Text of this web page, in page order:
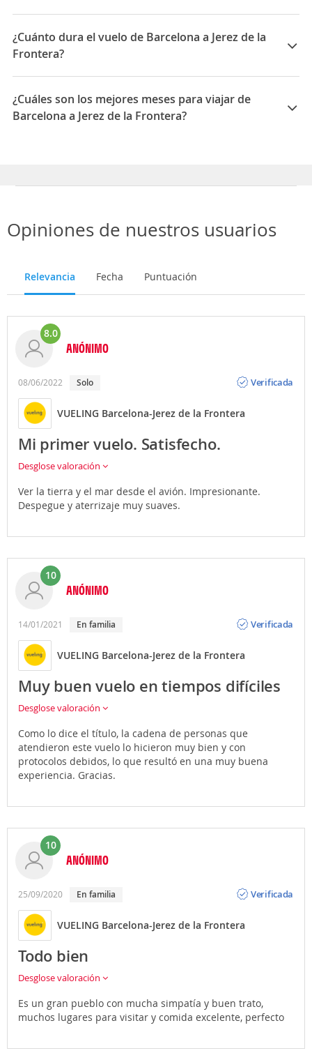
Las compañías que vuelan de Barcelona a Jerez de la
Frontera son: Ryanair, Vueling, Iberia
¿Cuánto dura el vuelo de Barcelona a Jerez de la
Frontera?
La duración media para viajar entre Barcelona y Jerez
de la Frontera es 01:50
¿Cuáles son los mejores meses para viajar de
Barcelona a Jerez de la Frontera?
Opiniones de nuestros usuarios
Relevancia Fecha Puntuación
8.0
ANÓNIMO
08/06/2022 Solo
Verificada
VUELING Barcelona-Jerez de la Frontera
Mi primer vuelo. Satisfecho.
Desglose valoración
Ver la tierra y el mar desde el avión. Impresionante.
Despegue y aterrizaje muy suaves.
10
ANÓNIMO
14/01/2021 En familia
Verificada
VUELING Barcelona-Jerez de la Frontera
Muy buen vuelo en tiempos difíciles
Desglose valoración
Como lo dice el título, la cadena de personas que
atendieron este vuelo lo hicieron muy bien y con
protocolos debidos, lo que resultó en una muy buena
experiencia. Gracias.
10
ANÓNIMO
25/09/2020 En familia
Verificada
VUELING Barcelona-Jerez de la Frontera
Todo bien
Desglose valoración
Es un gran pueblo con mucha simpatía y buen trato,
muchos lugares para visitar y comida excelente, perfecto